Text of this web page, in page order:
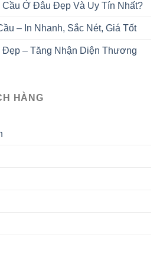
Cầu Ở Đâu Đẹp Và Uy Tín Nhất?
– In Nhanh, Sắc Nét, Giá Tốt
– Tăng Nhận Diện Thương
HÀNG